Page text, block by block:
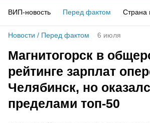
ВИП-новость Перед фактом Страна
Новости / Перед фактом 6 июля
Магнитогорск в
рейтинге зарплат
Челябинск, но
пределами топ-50